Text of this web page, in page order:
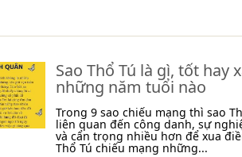
Sao Thổ Tú là gì, tốt hay
những năm tuổi nào
Trong 9 sao chiếu mạng thì sao
liên quan đến công danh, sự
và cẩn trọng nhiều hơn để xua
Thổ Tú chiếu mạng những...